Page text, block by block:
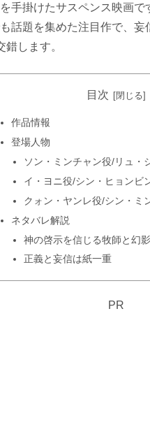
手掛けたサスペンス映画
話題を集めた注目作で、
します。
目次
作品情報
登場人物
ソン・ミンチャン役/リュ・
イ・ヨニ役/シン・ヒョンビ
クォン・ヤンレ役/シン・ミ
ネタバレ解説
神の啓示を信じる牧師と幻
正義と妄信は紙一重
PR